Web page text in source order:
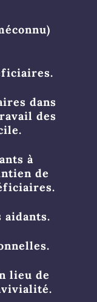
dans
des
à
de
aidants.
lieu de